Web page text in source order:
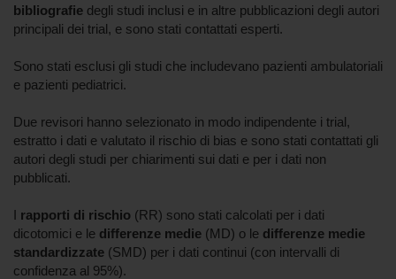
bibliografie degli studi inclusi e in altre pubblicazioni degli autori
principali dei trial, e sono stati contattati esperti.
Sono stati esclusi gli studi che includevano pazienti ambulatoriali
e pazienti pediatrici.
Due revisori hanno selezionato in modo indipendente i trial,
estratto i dati e valutato il rischio di bias e sono stati contattati gli
autori degli studi per chiarimenti sui dati e per i dati non
pubblicati.
I rapporti di rischio (RR) sono stati calcolati per i dati
dicotomici e le differenze medie (MD) o le differenze medie
standardizzate (SMD) per i dati continui (con intervalli di
confidenza al 95%).